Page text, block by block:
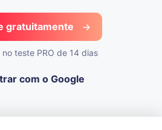
gratuitamente
no teste PRO de 14 dias
com o Google